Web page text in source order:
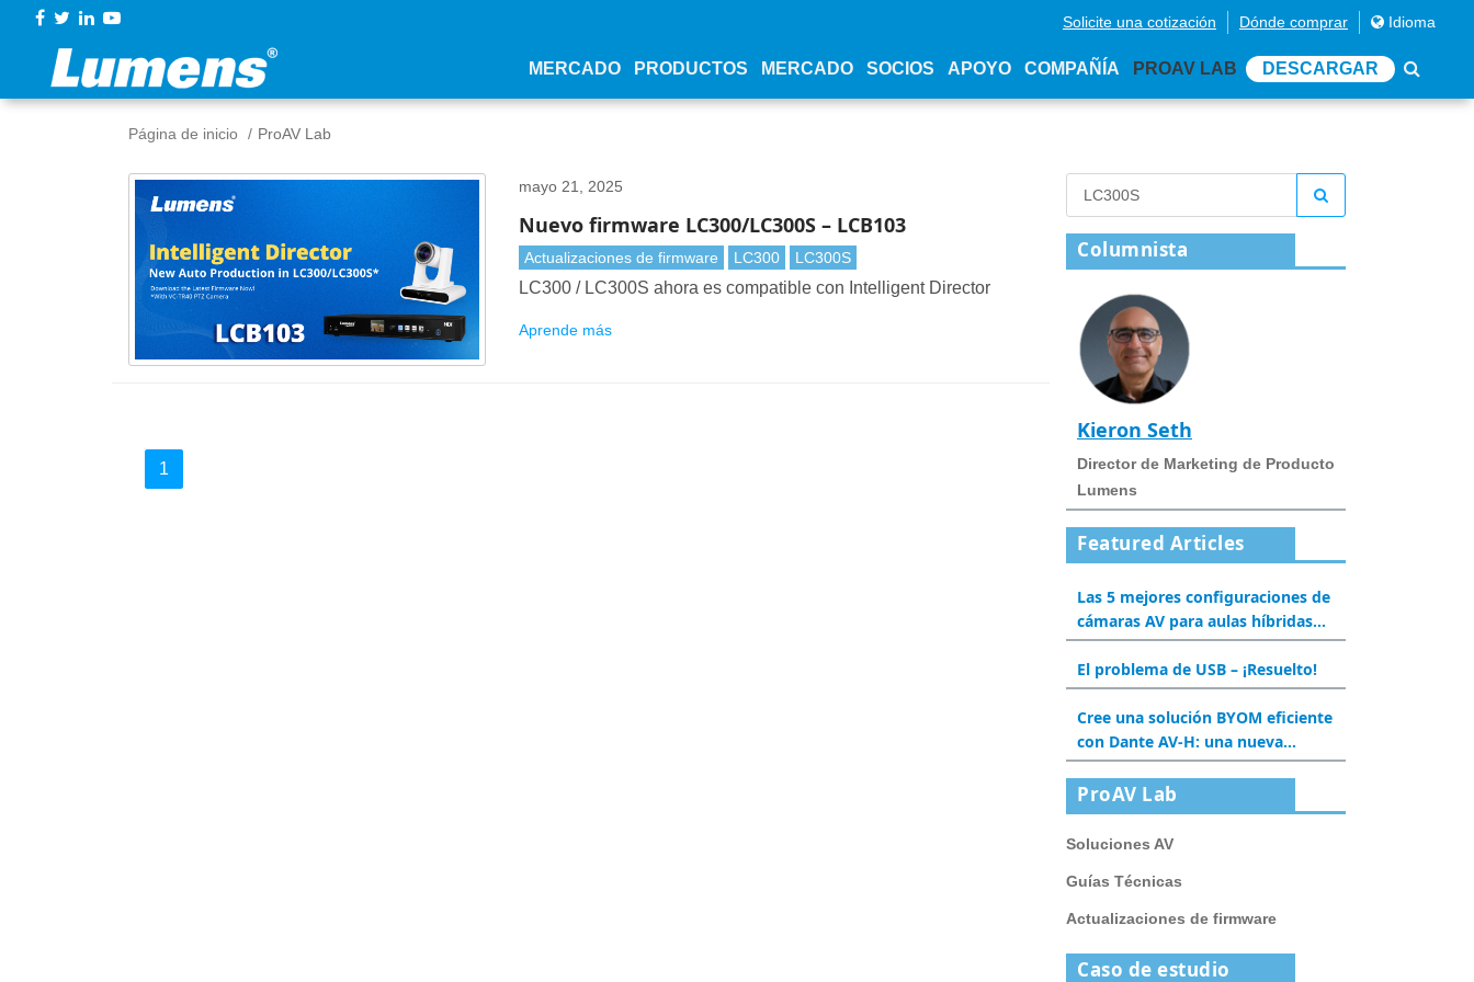
Solicite una cotización Dónde comprar Idioma
MERCADO PRODUCTOS MERCADO SOCIOS APOYO COMPAÑÍA PROAV LAB DESCARGAR
Página de inicio ProAV Lab
mayo 21, 2025
Nuevo firmware LC300/LC300S – LCB103
Actualizaciones de firmware LC300 LC300S
LC300 / LC300S ahora es compatible con Intelligent Director
Aprende más
1
Columnista
Kieron Seth
Director de Marketing de Producto
Lumens
Featured Articles
Las 5 mejores configuraciones de
cámaras AV para aulas híbridas
en 2025
El problema de USB – ¡Resuelto!
Cree una solución BYOM eficiente
con Dante AV-H: una nueva
experiencia para salas de
reuniones y aulas
ProAV Lab
Soluciones AV
Guías Técnicas
Actualizaciones de firmware
Caso de estudio